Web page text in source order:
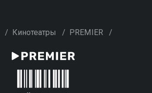
/ Кинотеатры / PREMIER /